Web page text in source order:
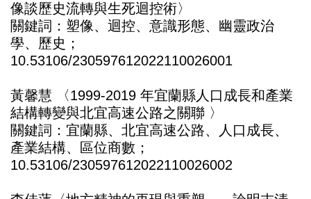
像談歷史流轉與生死迴控術〉
關鍵詞：塑像、迴控、意識形態、幽靈政治
學、歷史；
10.53106/230597612022110026001
黃馨慧 〈1999-2019 年宜蘭縣人口成長和產業
結構轉變與北宜高速公路之關聯 〉
關鍵詞：宜蘭縣、北宜高速公路、人口成長、
產業結構、區位商數；
10.53106/230597612022110026002